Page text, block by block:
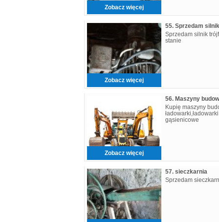
Zobacz więcej
Zobacz więcej
55. Sprzedam silnik
Sprzedam silnik
stanie
Zobacz więcej
56. Maszyny
Kupię maszyny
gąsienicowe
57. sieczkarnia
Sprzedam